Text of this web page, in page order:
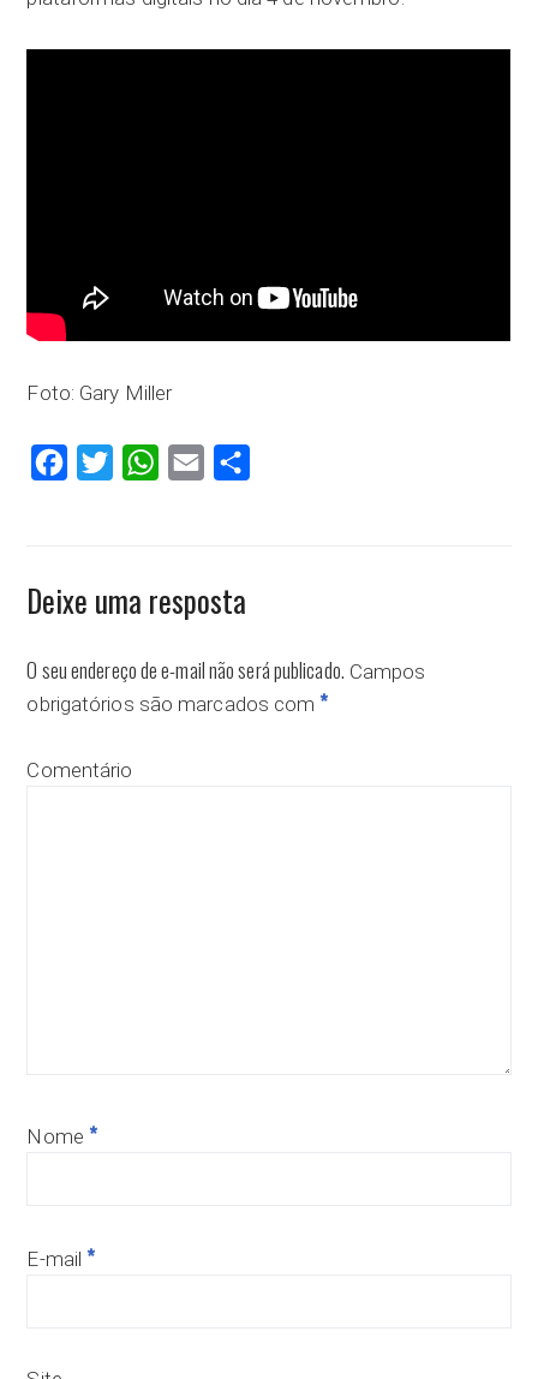
Foto: Gary Miller
FacebookTwitter WhatsApp
Email
Deixe uma resposta
O seu endereço de e-mail não será publicado. Campos
obrigatórios são marcados com *
Comentário
Nome *
E-mail *